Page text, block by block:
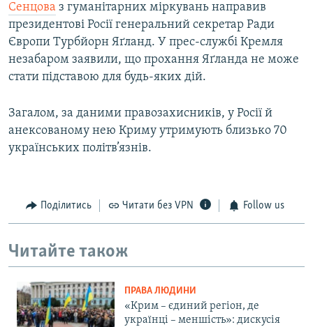
Сенцова з гуманітарних міркувань направив
президентові Росії генеральний секретар Ради
Європи Турбйорн Яґланд. У прес-службі Кремля
незабаром заявили, що прохання Яґланда не може
стати підставою для будь-яких дій.
Загалом, за даними правозахисників, у Росії й
анексованому нею Криму утримують близько 70
українських політв’язнів.
Поділитись Читати без VPN Follow us
Читайте також
ПРАВА ЛЮДИНИ
«Крим – єдиний регіон, де
українці – меншість»: дискусія